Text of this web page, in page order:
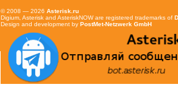
© 2008 — 2026 Asterisk.ru
Digium, Asterisk and AsteriskNOW are registered trademarks of
Design and development by PostMet-Netzwerk GmbH